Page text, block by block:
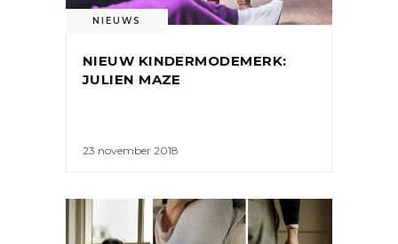
NIEUWS
NIEUW KINDERMODEMERK:
JULIEN MAZE
23 november 2018